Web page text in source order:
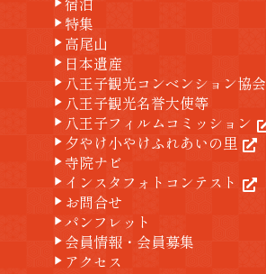
play_arrow 特集
play_arrow 高尾山
play_arrow 日本遺産
play_arrow 八王子観光コンベンション協会
play_arrow 八王子観光名誉大使等
play_arrow 八王子フィルムコミッション
play_arrow 夕やけ小やけふれあいの里
play_arrow 寺院ナビ
play_arrow インスタフォトコンテスト
play_arrow お問合せ
play_arrowパンフレット
play_arrow 会員情報・会員募集
play_arrow アクセス